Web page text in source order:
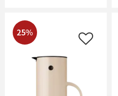
25%